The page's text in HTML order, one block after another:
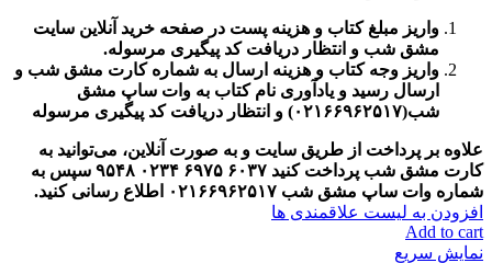
واریز مبلغ کتاب و هزینه پست در صفحه خرید آنلاین سایت
مشق شب و انتظار دریافت کد پیگیری مرسوله.
واریز وجه کتاب و هزینه ارسال به شماره کارت مشق شب و
ارسال رسید و یادآوری نام کتاب به وات ساپ مشق
شب(۰۲۱۶۶۹۶۲۵۱۷) و انتظار دریافت کد پیگیری مرسوله
علاوه بر پرداخت از طریق سایت و به صورت آنلاین، می‌توانید به
کارت مشق شب پرداخت کنید ۶۰۳۷ ۶۹۷۵ ۰۲۳۴ ۹۵۴۸ سپس به
شماره وات ساپ مشق شب ۰۲۱۶۶۹۶۲۵۱۷ اطلاع رسانی کنید.
افزودن به لیست علاقمندی ها
Add to cart
نمایش سریع